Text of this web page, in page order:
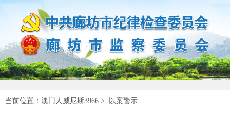
当前位置： 澳门人威尼斯3966 > 以案警示